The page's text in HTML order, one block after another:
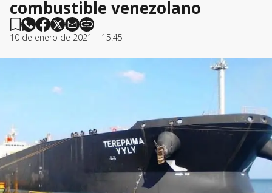
combustible venezolano
10 de enero de 2021 | 15:45